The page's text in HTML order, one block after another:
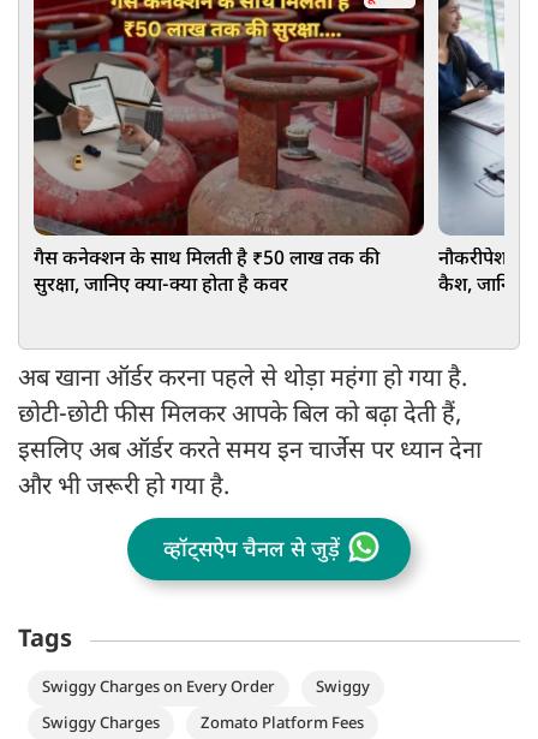
गैस कनेक्शन के साथ मिलती है ₹50 लाख तक की
सुरक्षा, जानिए क्या-क्या होता है कवर
नौकरीपेशा
कैश, जानिए
अब खाना ऑर्डर करना पहले से थोड़ा महंगा हो गया है.
छोटी-छोटी फीस मिलकर आपके बिल को बढ़ा देती हैं,
इसलिए अब ऑर्डर करते समय इन चार्जेस पर ध्यान देना
और भी जरूरी हो गया है.
व्हॉट्सऐप चैनल से जुड़ें
Tags
Swiggy Charges on Every Order
Swiggy
Swiggy Charges
Zomato Platform Fees